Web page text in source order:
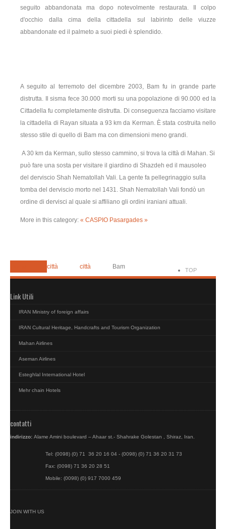
seguito abbandonata ma dopo notevolmente restaurata. Il colpo
d'occhio dalla cima della cittadella sul labirinto delle viuzze
abbandonate ed il palmeto a suoi piedi è splendido.
A seguito al terremoto del dicembre 2003, Bam fu in grande parte
distrutta. Il sisma fece 30.000 morti su una popolazione di 90.000 ed la
Cittadella fu completamente distrutta. Di conseguenza facciamo visitare
la cittadella di Rayan situata a 93 km da Kerman. È stata costruita nello
stesso stile di quello di Bam ma con dimensioni meno grandi.
A 30 km da Kerman, sullo stesso cammino, si trova la città di Mahan. Si
può fare una sosta per visitare il giardino di Shazdeh ed il mausoleo
del derviscio Shah Nematollah Vali. La gente fa pellegrinaggio sulla
tomba del derviscio morto nel 1431. Shah Nematollah Vali fondò un
ordine di dervisci al quale si affiliano gli ordini iraniani attuali.
More in this category: « CASPIO Pasargades »
città città Bam TOP
Link Utili
IRAN Ministry of foreign affairs
IRAN Cultural Heritage, Handcrafts and Tourism Organization
Mahan Airlines
Aseman Airlines
Esteghlal International Hotel
Mehr chain Hotels
contatti
indirizzo: Alame Amini boulevard – Ahaar st.- Shahrake Golestan , Shiraz, Iran.
Tel: (0098) (0) 71 36 20 16 04 - (0098) (0) 71 36 20 31 73
Fax: (0098) 71 36 20 28 51
Mobile: (0098) (0) 917 7000 459
JOIN WITH US